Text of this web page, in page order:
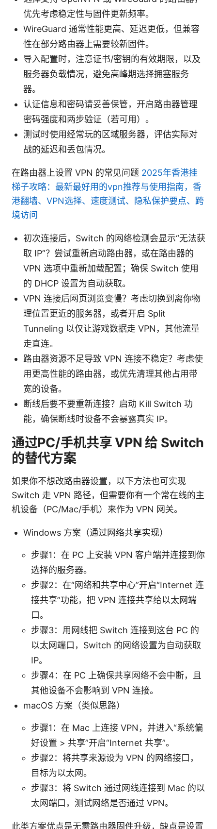
优先考虑稳定性与固件更新频率。
WireGuard 通常性能更高、延迟更低，但兼容
性在部分路由器上需要较新固件。
导入配置时，注意证书/密钥的有效期限，以及
服务器负载情况，避免高峰期选择拥塞服务
器。
认证信息和密码请妥善保管，开启路由器管理
密码强度和两步验证（若可用）。
测试时使用经常玩的区域服务器，评估实际对
战的延迟和丢包情况。
在路由器上设置 VPN 的常见问题 2025年香港挂
梯子攻略：最新最好用的vpn推荐与使用指南，香
港翻墙、VPN选择、速度测试、隐私保护要点、跨
境访问
初次连接后，Switch 的网络检测会显示“无法获
取 IP”？尝试重新启动路由器，或在路由器的
VPN 选项中重新加载配置；确保 Switch 使用
的 DHCP 设置为自动获取。
VPN 连接后网页浏览变慢？考虑切换到离你物
理位置更近的服务器，或者开启 Split
Tunneling 以仅让游戏数据走 VPN，其他流量
走直连。
路由器资源不足导致 VPN 连接不稳定？考虑使
用更高性能的路由器，或优先清理其他占用带
宽的设备。
断线后要不要重新连接？启动 Kill Switch 功
能，确保断线时设备不会暴露真实 IP。
通过PC/手机共享 VPN 给 Switch
的替代方案
如果你不想改路由器设置，以下方法也可实现
Switch 走 VPN 路径，但需要你有一个常在线的主
机设备（PC/Mac/手机）来作为 VPN 网关。
Windows 方案（通过网络共享实现）
步骤1：在 PC 上安装 VPN 客户端并连接到你
选择的服务器。
步骤2：在“网络和共享中心”开启“Internet 连
接共享”功能，把 VPN 连接共享给以太网端
口。
步骤3：用网线把 Switch 连接到这台 PC 的
以太网端口，Switch 的网络设置为自动获取
IP。
步骤4：在 PC 上确保共享网络不会中断，且
其他设备不会影响到 VPN 连接。
macOS 方案（类似思路）
步骤1：在 Mac 上连接 VPN，并进入“系统偏
好设置 > 共享”开启“Internet 共享”。
步骤2：将共享来源设为 VPN 的网络接口，
目标为以太网。
步骤3：将 Switch 通过网线连接到 Mac 的以
太网端口，测试网络是否通过 VPN。
此类方案优点是无需路由器固件升级，缺点是设置